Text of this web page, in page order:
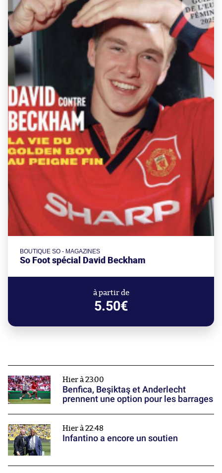
BOUTIQUE SO - MAGAZINES
So Foot spécial David Beckham
à partir de
5.50€
Hier à 23:00
Benfica, Beşiktaş et Anderlecht
prennent une option pour les barrages
Hier à 22:48
Infantino a encore un soutien